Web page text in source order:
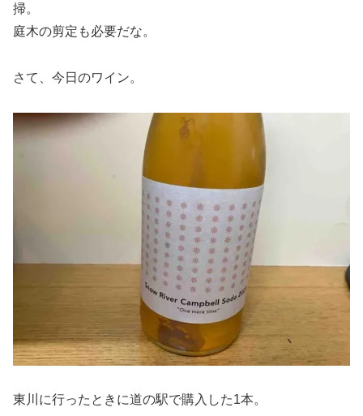
掃。
庭木の剪定も必要だな。
さて、今日のワイン。
東川に行ったときに道の駅で購入した1本。